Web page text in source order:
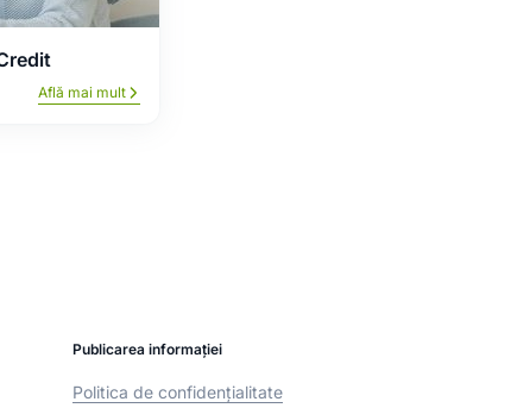
Află mai mult
Publicarea informației
Politica de confidențialitate